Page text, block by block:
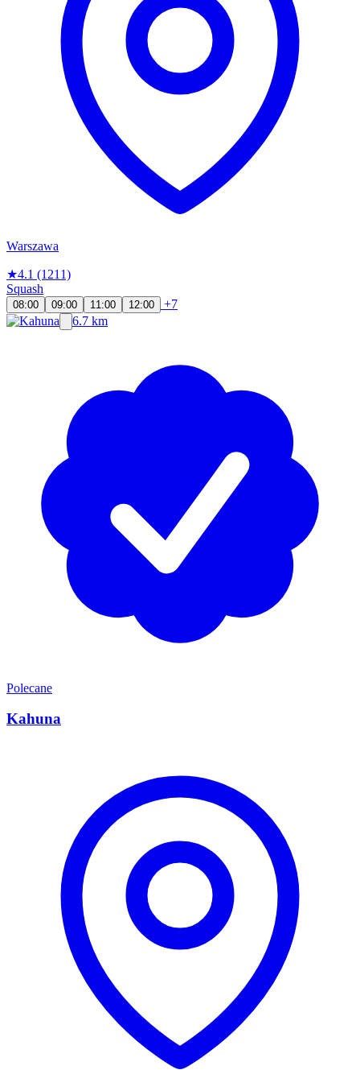
Warszawa
★4.1 (1211)
Squash
08:00 09:00 11:00 12:00
+7
6.7 km
Polecane
Kahuna